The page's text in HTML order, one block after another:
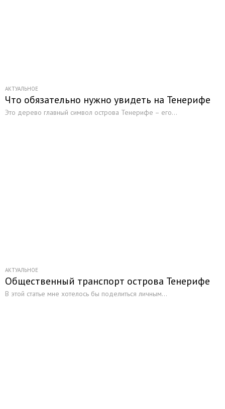
АКТУАЛЬНОЕ
Что обязательно нужно увидеть на Тенерифе
Это дерево главный символ острова Тенерифе – его...
АКТУАЛЬНОЕ
Общественный транспорт острова Тенерифе
В этой статье мне хотелось бы поделиться личным...